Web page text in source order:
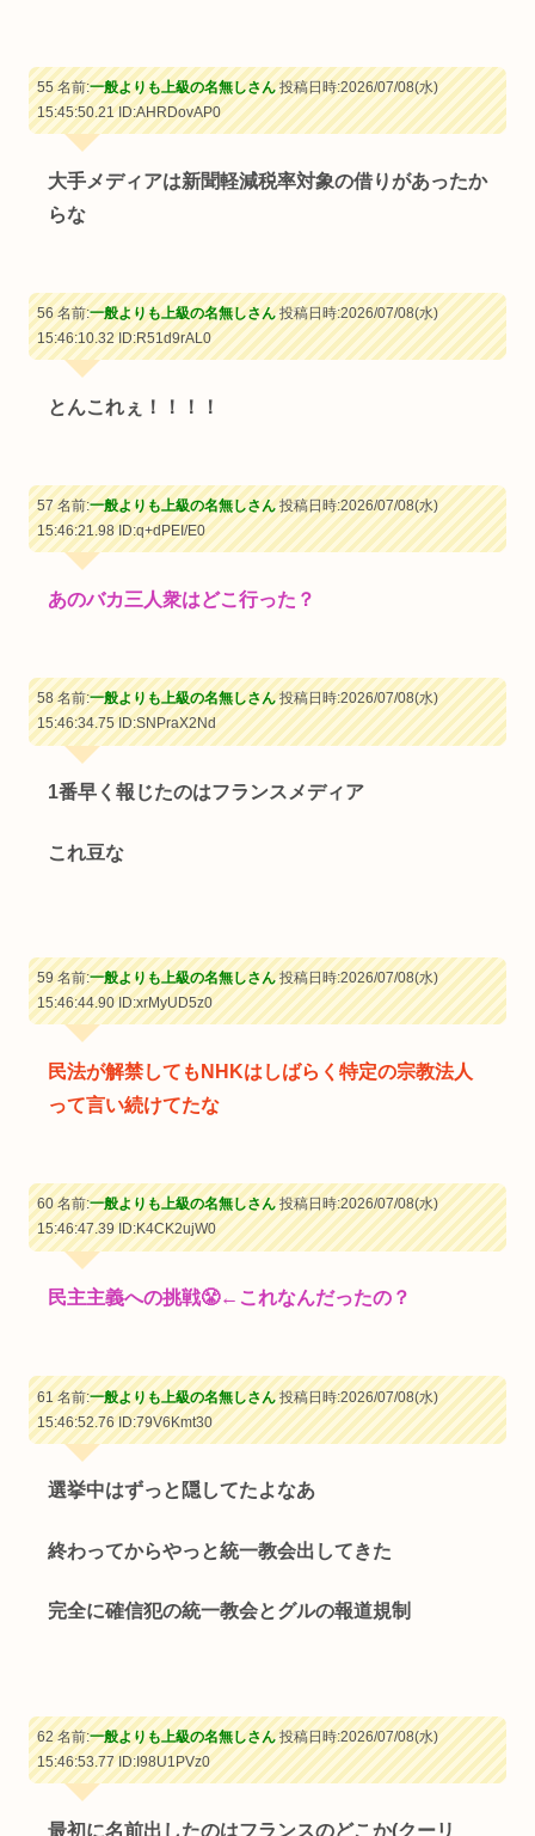
55 名前:一般よりも上級の名無しさん投稿日時:2026/07/08(水)
15:45:50.21ID:AHRDovAP0
大手メディアは新聞軽減税率対象の借りがあったか
らな
56 名前:一般よりも上級の名無しさん投稿日時:2026/07/08(水)
15:46:10.32ID:R51d9rAL0
とんこれぇ！！！！
57 名前:一般よりも上級の名無しさん投稿日時:2026/07/08(水)
15:46:21.98ID:q+dPEI/E0
あのバカ三人衆はどこ行った？
58 名前:一般よりも上級の名無しさん投稿日時:2026/07/08(水)
15:46:34.75ID:SNPraX2Nd
1番早く報じたのはフランスメディア
これ豆な
59 名前:一般よりも上級の名無しさん投稿日時:2026/07/08(水)
15:46:44.90ID:xrMyUD5z0
民法が解禁してもNHKはしばらく特定の宗教法人
って言い続けてたな
60 名前:一般よりも上級の名無しさん投稿日時:2026/07/08(水)
15:46:47.39ID:K4CK2ujW0
民主主義への挑戦😤←これなんだったの？
61 名前:一般よりも上級の名無しさん投稿日時:2026/07/08(水)
15:46:52.76ID:79V6Kmt30
選挙中はずっと隠してたよなあ
終わってからやっと統一教会出してきた
完全に確信犯の統一教会とグルの報道規制
62 名前:一般よりも上級の名無しさん投稿日時:2026/07/08(水)
15:46:53.77ID:I98U1PVz0
最初に名前出したのはフランスのどこか(クーリ